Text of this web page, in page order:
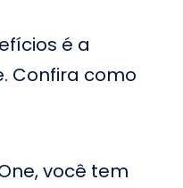
é a
Confira como
você tem